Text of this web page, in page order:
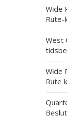
Wide
Rute-
West
Wide
Rute